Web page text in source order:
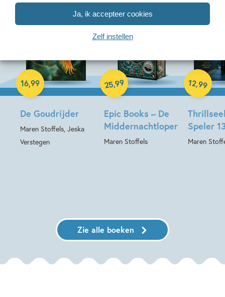
Ja, ik accepteer cookies
Zelf instellen
De Goudrijder
Maren Stoffels, Jeska
Verstegen
16,99
Hardcover
Epic Books – De
Middernachtloper
Maren Stoffels
25,99
Hardcover
Speler
Maren
12,99
Hardcover
Zie alle boeken